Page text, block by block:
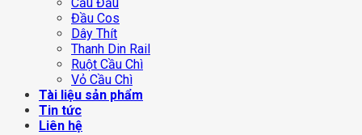
Cầu Đấu
Đầu Cos
Dây Thít
Thanh Din Rail
Ruột Cầu Chì
Vỏ Cầu Chì
Tài liệu sản phẩm
Tin tức
Liên hệ